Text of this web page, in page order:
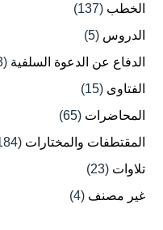
الخطب (137)
الدروس (5)
الدفاع عن الدعوة السلفية (3)
الفتاوى (15)
المحاضرات (65)
المقتطفات والمختارات (184)
تلاوات (23)
غير مصنف (4)